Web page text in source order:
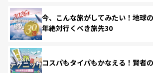
今、こんな旅がしてみたい！地球
年絶対行くべき旅先30
コスパもタイパもかなえる！賢者